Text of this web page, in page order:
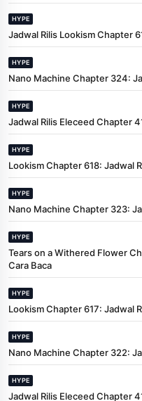
HYPE
Jadwal Rilis Lookism Chapter
HYPE
Nano Machine Chapter 324:
HYPE
Jadwal Rilis Eleceed Chapter
HYPE
Lookism Chapter 618: Jadwal
HYPE
Nano Machine Chapter 323:
HYPE
Tears on a Withered Flower
Cara Baca
HYPE
Lookism Chapter 617: Jadwal
HYPE
Nano Machine Chapter 322:
HYPE
Jadwal Rilis Eleceed Chapter